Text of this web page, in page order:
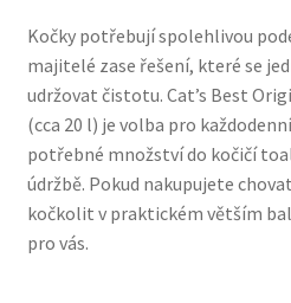
Pamlsky pro psy
Pelíšky pro psy
Ortopedické pelíšky
Přepravky pro psy
Kočky potřebují spolehlivou
majitelé zase řešení, které se
udržovat čistotu. Cat’s Best
(cca 20 l) je volba pro
potřebné množství do kočičí
údržbě. Pokud nakupujete
kočkolit v praktickém větším
pro vás.